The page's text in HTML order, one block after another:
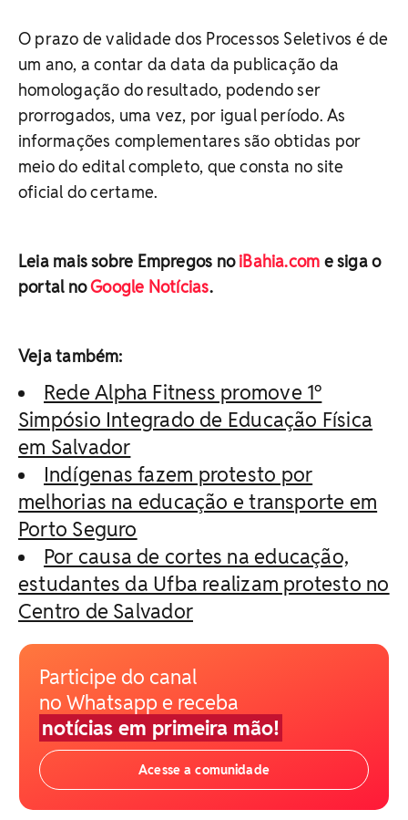
O prazo de validade dos Processos Seletivos é de
um ano, a contar da data da publicação da
homologação do resultado, podendo ser
prorrogados, uma vez, por igual período. As
informações complementares são obtidas por
meio do edital completo, que consta no site
oficial do certame.
Leia mais sobre Empregos noiBahia.com e siga o
portal noGoogle Notícias.
Veja também:
Rede Alpha Fitness promove 1º
Simpósio Integrado de Educação Física
em Salvador
Indígenas fazem protesto por
melhorias na educação e transporte em
Porto Seguro
Por causa de cortes na educação,
estudantes da Ufba realizam protesto no
Centro de Salvador
Participe do canal
no Whatsapp e receba
notícias em primeira mão!
Acesse a comunidade